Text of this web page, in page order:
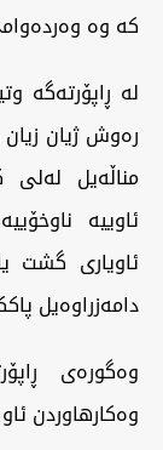
کە وە
لە ڕاپۆرتەگە
رەوش ژیان
مناڵەیل
ئاوییە
ئاویاری گشت
دامەزراوەیل
وەگورەی
وەکارهاوردن